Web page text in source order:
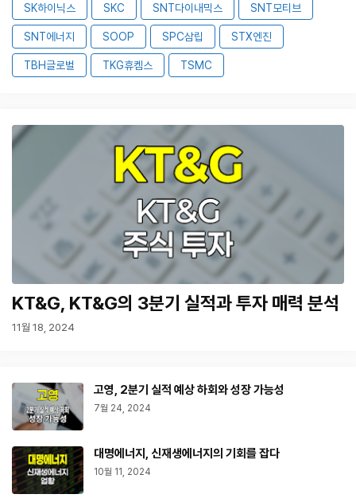
SK하이닉스 SKC SNT다이내믹스 SNT모티브
SNT에너지 SOOP SPC삼립 STX엔진
TBH글로벌 TKG휴켐스 TSMC
KT&G, KT&G의 3분기 실적과 투자 매력 분석
11월 18, 2024
고영, 2분기 실적 예상 하회와 성장 가능성
7월 24, 2024
대명에너지, 신재생에너지의 기회를 잡다
10월 11, 2024